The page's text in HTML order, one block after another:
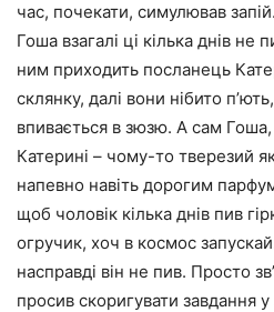
час, почекати, симулював
Гоша взагалі ці кілька днів не
ним приходить посланець
склянку, далі вони нібито
впивається в зюзю. А сам
Катерині – чому-то тверезий
напевно навіть дорогим
щоб чоловік кілька днів пив
огручик, хоч в космос
насправді він не пив. Просто
просив скоригувати завдання у